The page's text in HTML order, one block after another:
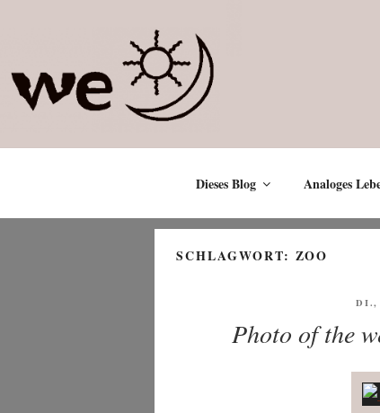
Dieses Blog Analoges
SCHLAGWORT: ZOO
DI.,
Photo of the